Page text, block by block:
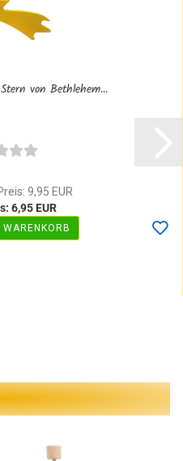
von Bethlehem...
9,95 EUR
6,95 EUR
WARENKORB